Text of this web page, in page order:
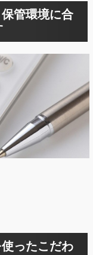
管環境に合
ったこだわ